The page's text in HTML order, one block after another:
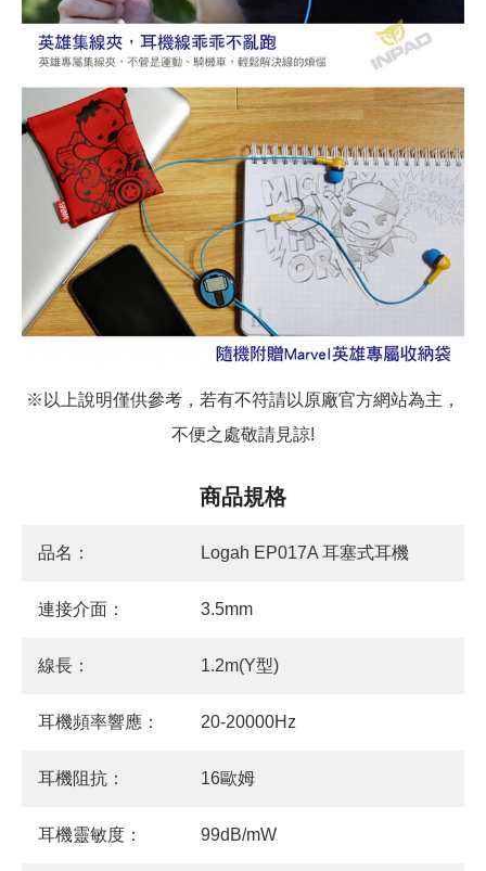
※以上說明僅供參考，若有不符請以原廠官方網站為主，
不便之處敬請見諒!
商品規格
品名： Logah EP017A 耳塞式耳機
連接介面： 3.5mm
線長： 1.2m(Y型)
耳機頻率響應： 20-20000Hz
耳機阻抗： 16歐姆
耳機靈敏度： 99dB/mW